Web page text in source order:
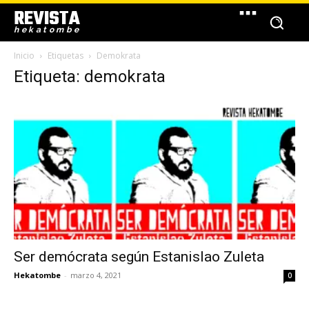
REVISTA
hekatombe
Inicio Etiquetas Demokrata
Etiqueta: demokrata
Ser demócrata según Estanislao Zuleta
Hekatombe - marzo 4, 2021 0